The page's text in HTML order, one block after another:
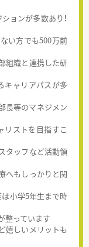
ョンが多数あり！
い方でも500万前
組織と連携した研
キャリアパスが多
長等のマネジメン
ストを目指すこ
タッフなど活動領
へもしっかりと関
小学5年生まで時
整っています
嬉しいメリットも